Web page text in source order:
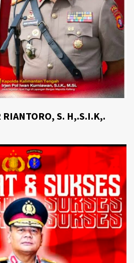
RIANTORO, S. H,.S.I.K,.